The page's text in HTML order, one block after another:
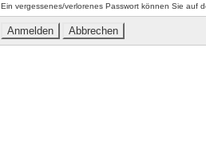
Ein vergessenes/verlorenes Passwort können Sie auf